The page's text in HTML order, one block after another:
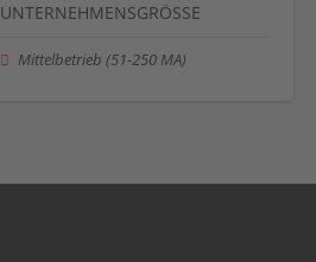
UNTERNEHMENSGRÖSSE
Mittelbetrieb (51-250 MA)